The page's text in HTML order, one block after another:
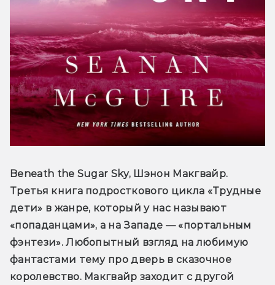
Beneath the Sugar Sky, Шэнон Макгвайр.
Третья книга подросткового цикла «Трудные
дети» в жанре, который у нас называют
«попаданцами», а на Западе — «портальным
фэнтези». Любопытный взгляд на любимую
фантастами тему про дверь в сказочное
королевство. Макгвайр заходит с другой